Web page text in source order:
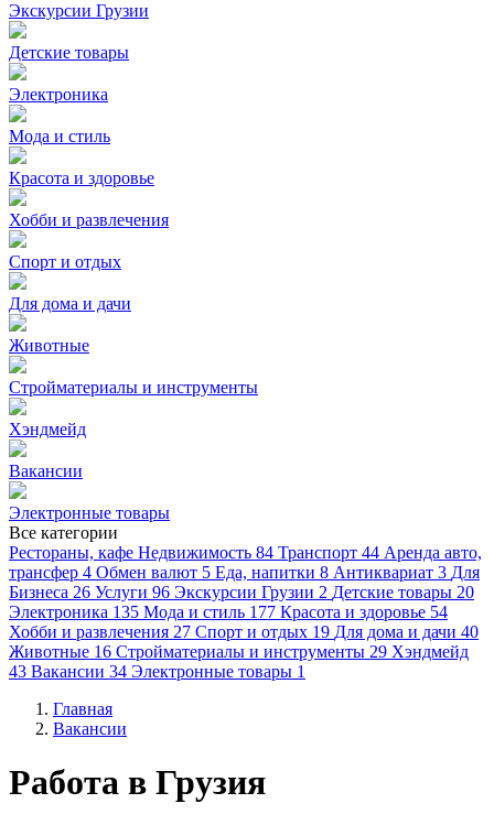
Экскурсии Грузии
Детские товары
Электроника
Мода и стиль
Красота и здоровье
Хобби и развлечения
Спорт и отдых
Для дома и дачи
Животные
Стройматериалы и инструменты
Хэндмейд
Вакансии
Электронные товары
Все категории
Рестораны, кафе Недвижимость 84 Транспорт 44 Аренда авто,
трансфер 4 Обмен валют 5 Еда, напитки 8 Антиквариат 3 Для
Бизнеса 26 Услуги 96 Экскурсии Грузии 2 Детские товары 20
Электроника 135 Мода и стиль 177 Красота и здоровье 54
Хобби и развлечения 27 Спорт и отдых 19 Для дома и дачи 40
Животные 16 Стройматериалы и инструменты 29 Хэндмейд
43 Вакансии 34 Электронные товары 1
Главная
Вакансии
Работа в Грузия